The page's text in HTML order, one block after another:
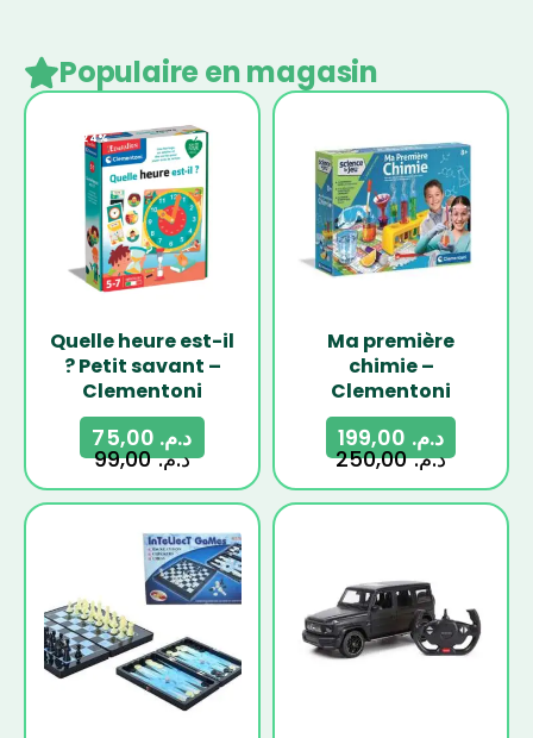
Populaire en magasin
-24%
Quelle heure est-il
? Petit savant –
Clementoni
د.م.99,00
د.م.
Ma première
chimie –
Clementoni
د.م.250,00
د.م.